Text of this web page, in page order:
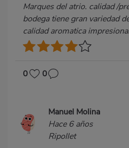
Marques del atrio. calidad /
bodega tiene gran variedad
calidad aromatica
0 0
Manuel Molina
Hace 6 años
Ripollet